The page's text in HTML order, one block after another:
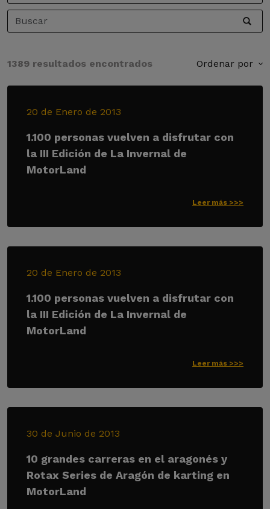
1389 resultados encontrados Ordenar por
20 de Enero de 2013
1.100 personas vuelven a disfrutar con
la III Edición de La Invernal de
MotorLand
Leer más >>>
20 de Enero de 2013
1.100 personas vuelven a disfrutar con
la III Edición de La Invernal de
MotorLand
Leer más >>>
30 de Junio de 2013
10 grandes carreras en el aragonés y
Rotax Series de Aragón de karting en
MotorLand